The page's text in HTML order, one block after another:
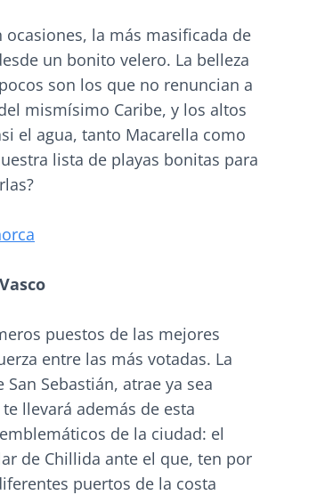
la más masificada de
un bonito velero. La belleza
son los que no renuncian a
mismísimo Caribe, y los altos
el agua, tanto Macarella como
lista de playas bonitas para
puestos de las mejores
entre las más votadas. La
Sebastián, atrae ya sea
llevará además de esta
de la ciudad: el
de Chillida ante el que, ten por
puertos de la costa